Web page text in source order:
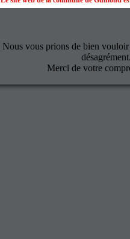
Nous vous prions de bien
Merci de votre